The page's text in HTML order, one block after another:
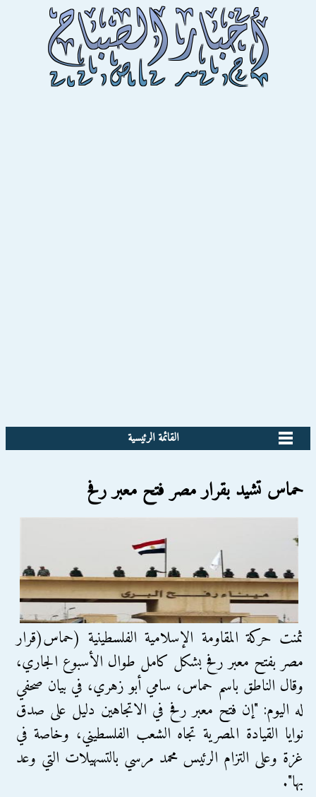
القائمة الرئيسية
حماس تشيد بقرار مصر فتح معبر رفح
ثمنت حركة المقاومة الإسلامية الفلسطينية (حماس(قرار
مصر بفتح معبر رفح بشكل كامل طوال الأسبوع الجاري،
وقال الناطق باسم حماس، سامي أبو زهري، في بيان صحفي
له اليوم: "إن فتح معبر رفح في الاتجاهين دليل على صدق
نوايا القيادة المصرية تجاه الشعب الفلسطيني، وخاصة في
غزة وعلى التزام الرئيس محمد مرسي بالتسهيلات التي وعد
بها".